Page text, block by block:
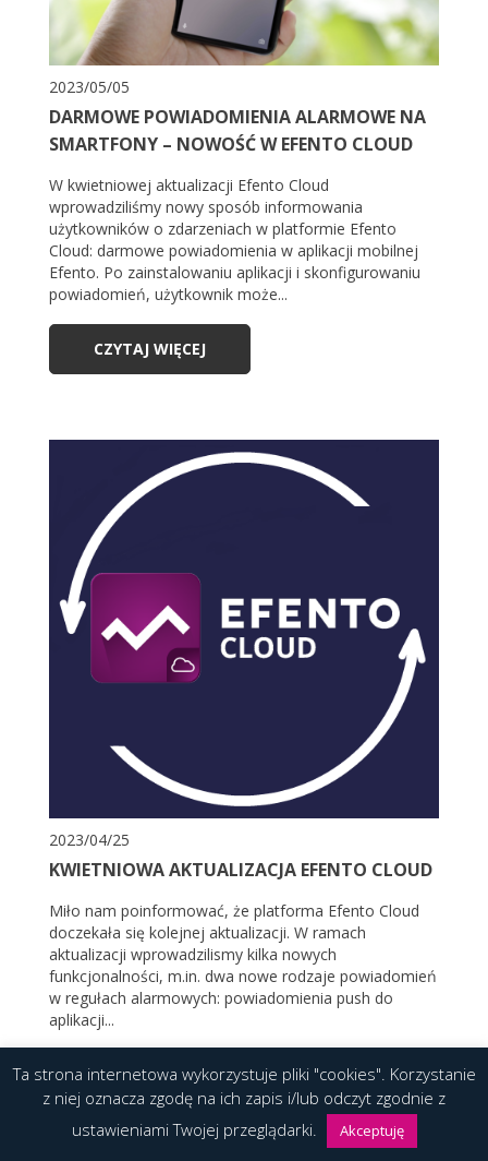
2023/05/05
DARMOWE POWIADOMIENIA ALARMOWE NA
SMARTFONY – NOWOŚĆ W EFENTO CLOUD
W kwietniowej aktualizacji Efento Cloud
wprowadziliśmy nowy sposób informowania
użytkowników o zdarzeniach w platformie Efento
Cloud: darmowe powiadomienia w aplikacji mobilnej
Efento. Po zainstalowaniu aplikacji i skonfigurowaniu
powiadomień, użytkownik może...
CZYTAJ WIĘCEJ
2023/04/25
KWIETNIOWA AKTUALIZACJA EFENTO CLOUD
Miło nam poinformować, że platforma Efento Cloud
doczekała się kolejnej aktualizacji. W ramach
aktualizacji wprowadzilismy kilka nowych
funkcjonalności, m.in. dwa nowe rodzaje powiadomień
w regułach alarmowych: powiadomienia push do
aplikacji...
CZYTAJ WIĘCEJ
Ta strona internetowa wykorzystuje pliki "cookies". Korzystanie
z niej oznacza zgodę na ich zapis i/lub odczyt zgodnie z
ustawieniami Twojej przeglądarki.
Akceptuję